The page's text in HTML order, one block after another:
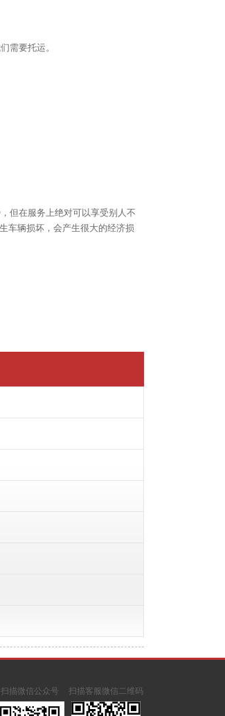
需要托运。
但在服务上绝对可以享受别人不
车辆损坏，会产生很大的经济损
扫描客服微信二维码
扫描微信公众号